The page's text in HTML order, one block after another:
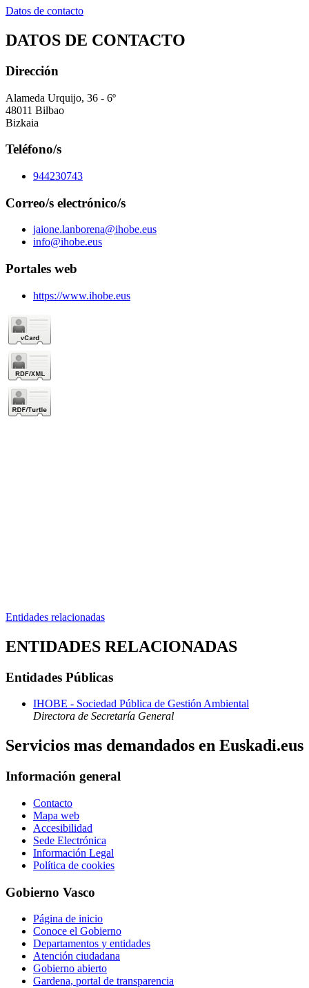
Datos de contacto
DATOS DE CONTACTO
Dirección
Alameda Urquijo, 36 - 6º
48011 Bilbao
Bizkaia
Teléfono/s
944230743
Correo/s electrónico/s
jaione.lanborena@ihobe.eus
info@ihobe.eus
Portales web
https://www.ihobe.eus
Entidades relacionadas
ENTIDADES RELACIONADAS
Entidades Públicas
IHOBE - Sociedad Pública de Gestión Ambiental
Directora de Secretaría General
Servicios mas demandados en Euskadi.eus
Información general
Contacto
Mapa web
Accesibilidad
Sede Electrónica
Información Legal
Política de cookies
Gobierno Vasco
Página de inicio
Conoce el Gobierno
Departamentos y entidades
Atención ciudadana
Gobierno abierto
Gardena, portal de transparencia